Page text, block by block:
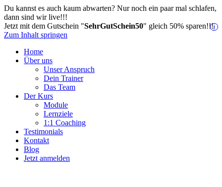
Du kannst es auch kaum abwarten? Nur noch ein paar mal schlafen,
dann sind wir live!!!
Jetzt mit dem Gutschein "SehrGutSchein50" gleich 50% sparen!!!i
Zum Inhalt springen
Home
Über uns
Unser Anspruch
Dein Trainer
Das Team
Der Kurs
Module
Lernziele
1:1 Coaching
Testimonials
Kontakt
Blog
Jetzt anmelden